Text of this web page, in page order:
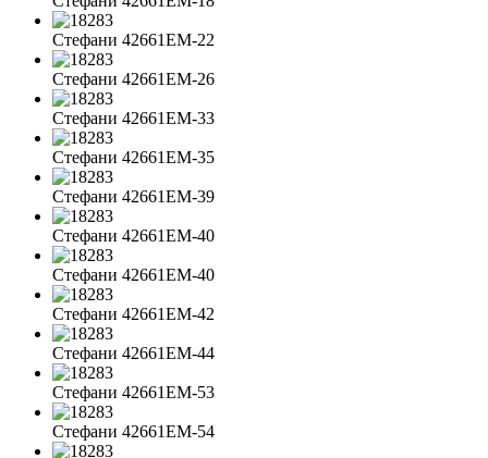
Стефани 42661EM-22
Стефани 42661EM-26
Стефани 42661EM-33
Стефани 42661EM-35
Стефани 42661EM-39
Стефани 42661EM-40
Стефани 42661EM-40
Стефани 42661EM-42
Стефани 42661EM-44
Стефани 42661EM-53
Стефани 42661EM-54